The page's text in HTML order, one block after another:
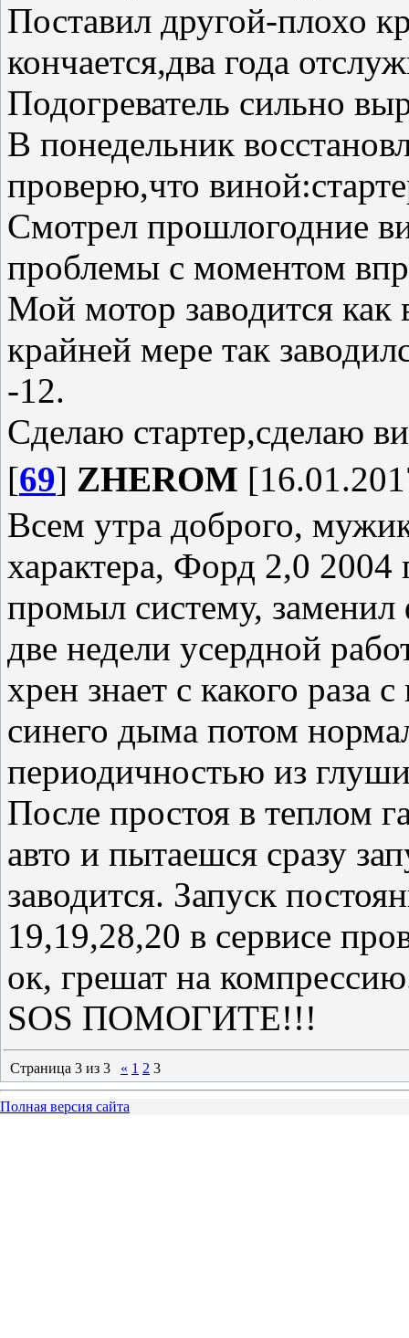
Поставил другой-плохо
кончается,два года
Подогреватель сильно
В понедельник
проверю,что
Смотрел прошлогодние
проблемы с моментом
Мой мотор заводится
крайней мере так
-12.
Сделаю стартер,сделаю
[69] ZHEROM
Всем утра доброго,
характера, Форд 2,0
промыл систему, заменил
две недели усердной
хрен знает с какого раза
синего дыма потом
периодичностью из
После простоя в теплом
авто и пытаешся сразу
заводится. Запуск
19,19,28,20 в сервисе
ок, грешат на
SOS ПОМОГИТЕ!!!
Страница 3 из 3 « 1 2 3
Полная версия сайта